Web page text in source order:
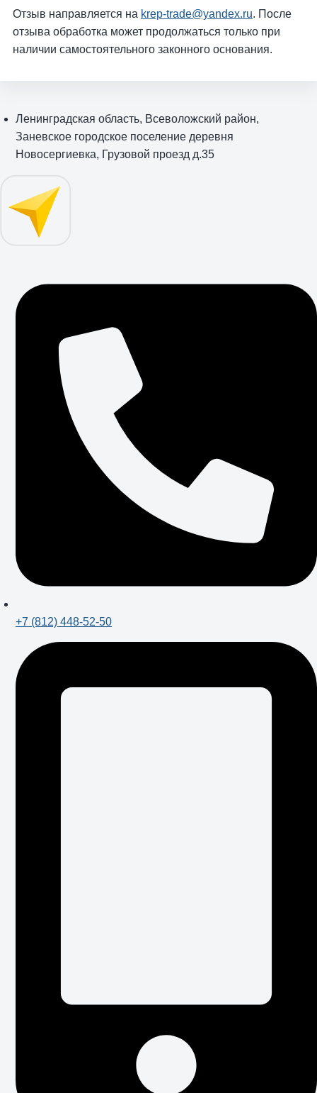
Отзыв направляется на krep-trade@yandex.ru. После
отзыва обработка может продолжаться только при
наличии самостоятельного законного основания.
Ленинградская область, Всеволожский район,
Заневское городское поселение деревня
Новосергиевка, Грузовой проезд д.35
+7 (812) 448-52-50